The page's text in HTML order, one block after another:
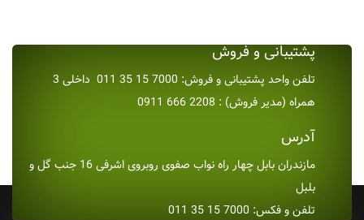
پشتیبانی و فروش
تلفن واحد پشتیبانی و فروش: 7000 15 35 011 داخلی 3
همراه (مدیر فروش) : 2208 666 0911
آدرس
مازندران بابل چهار راه نواب صفوی روبروی اشرفی 16 جنب گل و
بلبل
تلفن و فکس: 7000 15 35 011